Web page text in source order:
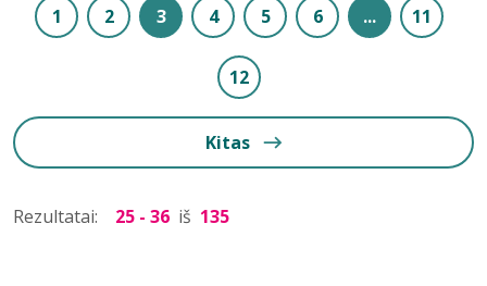
1 2 3 4 5 6 ... 11
12
Kitas
Rezultatai: 25 - 36 iš 135